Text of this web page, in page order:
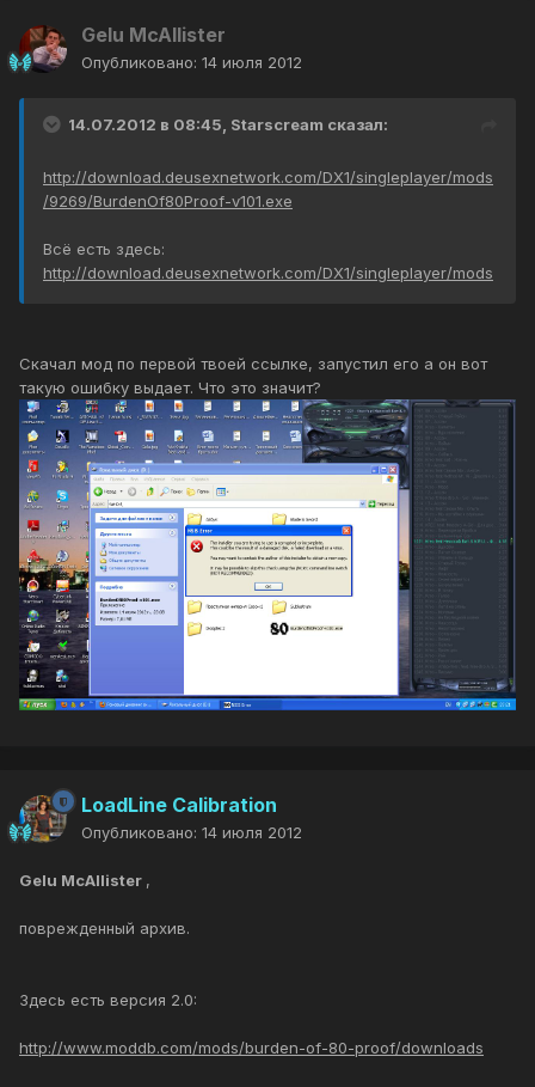
Gelu McAllister
Опубликовано: 14 июля 2012
14.07.2012 в 08:45, Starscream сказал:
http://download.deusexnetwork.com/DX1/singleplayer/mods
/9269/BurdenOf80Proof-v101.exe
Всё есть здесь:
http://download.deusexnetwork.com/DX1/singleplayer/mods
Скачал мод по первой твоей ссылке, запустил его а он вот
такую ошибку выдает. Что это значит?
LoadLine Calibration
Опубликовано: 14 июля 2012
Gelu McAllister ,
поврежденный архив.
Здесь есть версия 2.0:
http://www.moddb.com/mods/burden-of-80-proof/downloads